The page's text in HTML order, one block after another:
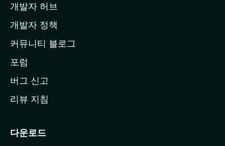
이
지
이
동
개발자 허브
개발자 정책
커뮤니티 블로그
포럼
버그 신고
리뷰 지침
다운로드